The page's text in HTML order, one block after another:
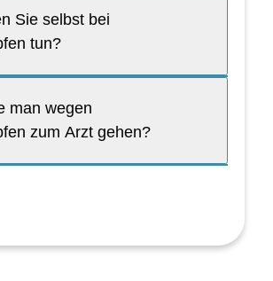
Sie selbst bei
tun?
man wegen
zum Arzt gehen?